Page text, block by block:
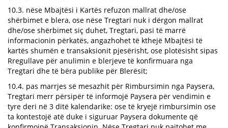
10.3. nëse Mbajtësi i Kartës refuzon mallrat dhe/ose
shërbimet e blera, ose nëse Tregtari nuk i dërgon mallrat
dhe/ose shërbimet siç duhet, Tregtari, pasi të marrë
informacionin përkatës, angazhohet të kthejë Mbajtësi të
kartës shumën e transaksionit pjesërisht, ose plotësisht sipas
Rregullave për anulimin e blerjeve të konfirmuara nga
Tregtari dhe të bëra publike për Blerësit;
10.4. pas marrjes së mesazhit për Rimbursimin nga Paysera,
Tregtari merr përsipër të informojë Paysera për vendimin e
tyre deri në 3 ditë kalendarike: ose të kryejë rimbursimin ose
ta kontestojë atë duke i siguruar Paysera dokumente që